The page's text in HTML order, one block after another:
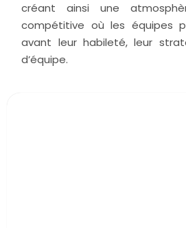
créant ainsi une
compétitive où les équipes
avant leur habileté, leur
d’équipe.